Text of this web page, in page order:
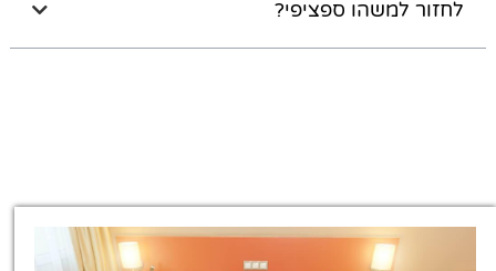
לחזור למשהו ספציפי?